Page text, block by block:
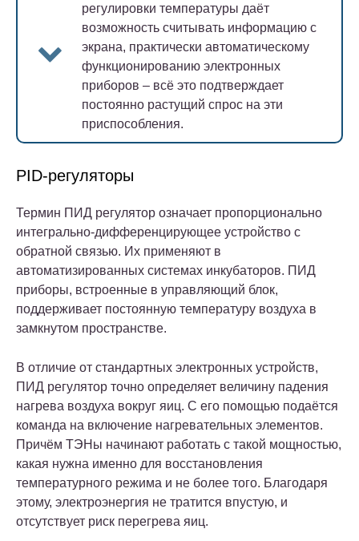
регулировки температуры даёт
возможность считывать информацию с
экрана, практически автоматическому
функционированию электронных
приборов – всё это подтверждает
постоянно растущий спрос на эти
приспособления.
PID-регуляторы
Термин ПИД регулятор означает пропорционально
интегрально-дифференцирующее устройство с
обратной связью. Их применяют в
автоматизированных системах инкубаторов. ПИД
приборы, встроенные в управляющий блок,
поддерживает постоянную температуру воздуха в
замкнутом пространстве.
В отличие от стандартных электронных устройств,
ПИД регулятор точно определяет величину падения
нагрева воздуха вокруг яиц. С его помощью подаётся
команда на включение нагревательных элементов.
Причём ТЭНы начинают работать с такой мощностью,
какая нужна именно для восстановления
температурного режима и не более того. Благодаря
этому, электроэнергия не тратится впустую, и
отсутствует риск перегрева яиц.